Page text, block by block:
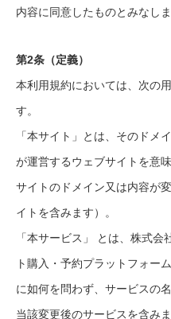
内容に同意したものとみなしま
第2条（定義）
本利用規約においては、次の
す。
「本サイト」とは、そのドメ
が運営するウェブサイトを意
サイトのドメイン又は内容が
イトを含みます）。
「本サービス」 とは、株式
ト購入・予約プラットフォー
に如何を問わず、サービスの
当該変更後のサービスを含みま